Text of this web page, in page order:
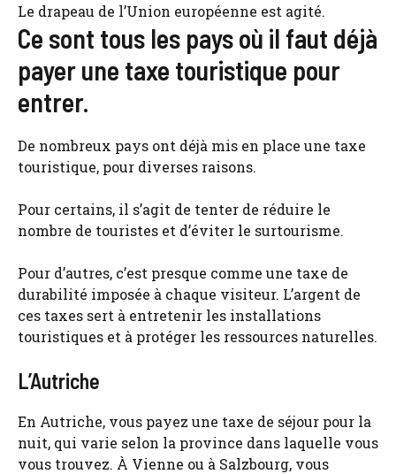
Le drapeau de l’Union européenne est agité.
Ce sont tous les pays où il faut déjà
payer une taxe touristique pour
entrer.
De nombreux pays ont déjà mis en place une taxe
touristique, pour diverses raisons.
Pour certains, il s’agit de tenter de réduire le
nombre de touristes et d’éviter le surtourisme.
Pour d’autres, c’est presque comme une taxe de
durabilité imposée à chaque visiteur. L’argent de
ces taxes sert à entretenir les installations
touristiques et à protéger les ressources naturelles.
L’Autriche
En Autriche, vous payez une taxe de séjour pour la
nuit, qui varie selon la province dans laquelle vous
vous trouvez. À Vienne ou à Salzbourg, vous